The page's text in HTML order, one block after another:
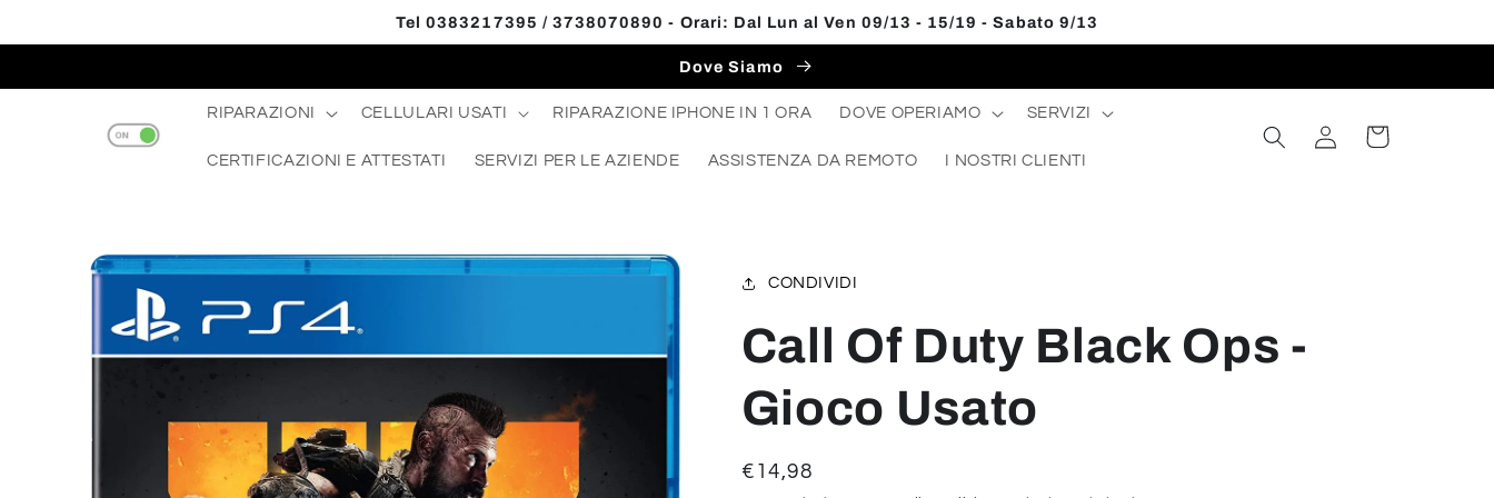
Read
ai contenuti
Tel 0383217395 / 3738070890 - Orari: Dal Lun al Ven 09/13 - 15/19 - Sabato 9/13
Dove Siamo
RIPARAZIONI CELLULARI USATI RIPARAZIONE IPHONE IN 1 ORA DOVE OPERIAMO SERVIZI
CERTIFICAZIONI E ATTESTATI SERVIZI PER LE AZIENDE ASSISTENZA DA REMOTO I NOSTRI CLIENTI
Accedi Carrello
Passa alle
informazioni
sul prodotto
CONDIVIDI
Call Of Duty Black Ops -
Gioco Usato
Prezzo
€14,98